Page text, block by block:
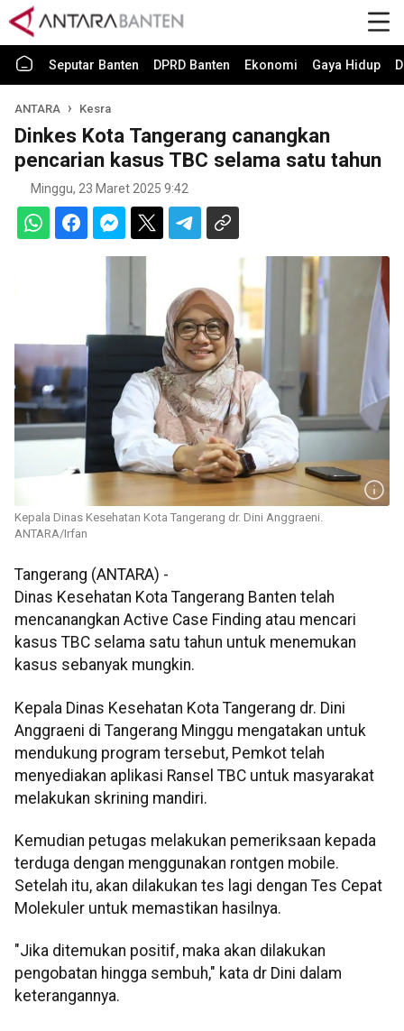
Seputar Banten DPRD Banten Ekonomi Gaya Hidup
ANTARA Kesra
Dinkes Kota Tangerang canangkan
pencarian kasus TBC selama satu tahun
Minggu, 23 Maret 2025 9:42
Kepala Dinas Kesehatan Kota Tangerang dr. Dini Anggraeni.
ANTARA/Irfan
Tangerang (ANTARA) -
Dinas Kesehatan Kota Tangerang Banten telah
mencanangkan Active Case Finding atau mencari
kasus TBC selama satu tahun untuk menemukan
kasus sebanyak mungkin.
Kepala Dinas Kesehatan Kota Tangerang dr. Dini
Anggraeni di Tangerang Minggu mengatakan untuk
mendukung program tersebut, Pemkot telah
menyediakan aplikasi Ransel TBC untuk masyarakat
melakukan skrining mandiri.
Kemudian petugas melakukan pemeriksaan kepada
terduga dengan menggunakan rontgen mobile.
Setelah itu, akan dilakukan tes lagi dengan Tes Cepat
Molekuler untuk memastikan hasilnya.
"Jika ditemukan positif, maka akan dilakukan
pengobatan hingga sembuh," kata dr Dini dalam
keterangannya.